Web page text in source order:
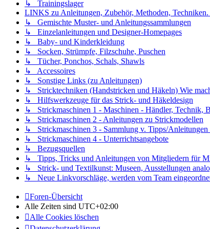
↳ Trainingslager
LINKS zu Anleitungen, Zubehör, Methoden,
↳ Gemischte Muster- und Anleitungssammlungen
↳ Einzelanleitungen und Designer-Homepages
↳ Baby- und Kinderkleidung
↳ Socken, Strümpfe, Filzschuhe, Puschen
↳ Tücher, Ponchos, Schals, Shawls
↳ Accessoires
↳ Sonstige Links (zu Anleitungen)
↳ Stricktechniken (Handstricken und Häkeln) Wie
↳ Hilfswerkzeuge für das Strick- und Häkeldesign
↳ Strickmaschinen 1 - Maschinen - Händler, Technik,
↳ Strickmaschinen 2 - Anleitungen zu Strickmodellen
↳ Strickmaschinen 3 - Sammlung v. Tipps/
↳ Strickmaschinen 4 - Unterrichtsangebote
↳ Bezugsquellen
↳ Tipps, Tricks und Anleitungen von Mitgliedern für
↳ Strick- und Textilkunst: Museen, Ausstellungen
↳ Neue Linkvorschläge, werden vom Team
Foren-Übersicht
Alle Zeiten sind UTC+02:00
Alle Cookies löschen